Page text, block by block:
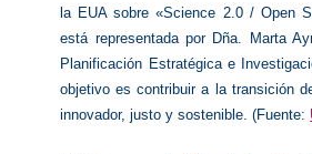
la EUA sobre «Science 2.0 / Open
está representada por Dña. Marta
Planificación Estratégica e
objetivo es contribuir a la transición
innovador, justo y sostenible. (Fuente: